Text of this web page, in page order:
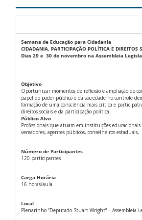
Semana de Educação para Cidadania
CIDADANIA, PARTICIPAÇÃO POLÍTICA E DIREITOS
Dias 29 e 30 de novembro na Assembleia
Objetivo
Oportunizar momentos de reflexão e ampliação de
papel do poder público e da sociedade no controle
formação de uma consciência mais crítica e
direitos sociais e da participação política.
Público Alvo
Profissionais que atuam em instituições
vereadores, agentes públicos, conselheiros estaduais,
Número de Participantes
120 participantes
Carga Horária
16 horas/aula
Local
Plenarinho “Deputado Stuart Wright” – Assembleia